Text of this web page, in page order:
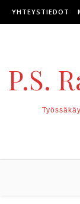
Skip to content
YHTEYSTIEDOT
P.S.